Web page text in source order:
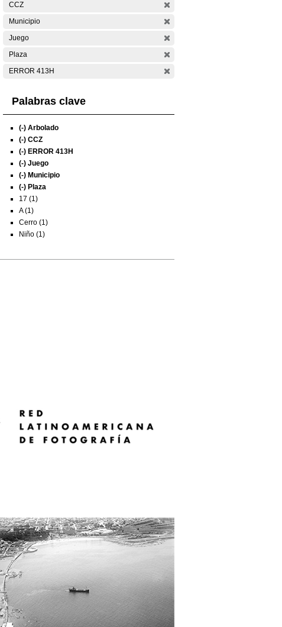
CCZ
Municipio
Juego
Plaza
ERROR 413H
Palabras clave
(-) Arbolado
(-) CCZ
(-) ERROR 413H
(-) Juego
(-) Municipio
(-) Plaza
17 (1)
A (1)
Cerro (1)
Niño (1)